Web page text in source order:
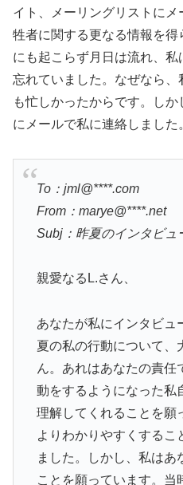
イト、メーリングリストに
牲者に関する更なる情報を
にも起こらず月日は流れ、
忘れていました。なぜなら
も忙しかったからです。し
にメールで私に連絡しました
To：jml@****.com
From：marye@****.net
Subj：昨夏のインタビュ
親愛なるL.さん、
あなたが私にインタビュ
夏の私の行動について、
ん。あれはあなたの責任
動をするようになった私
理解してくれることを願
よりわかりやすくするこ
ました。しかし、私はあ
ことを願っています。当